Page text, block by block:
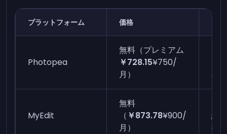
プラットフォーム 価格
Photopea
無料（プレミアム
￥728.15¥750/
月）
め
MyEdit
無料
（ ￥873.78¥900/
月）
AI
編
術